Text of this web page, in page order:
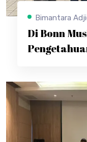
Bimantara
Di Bonn